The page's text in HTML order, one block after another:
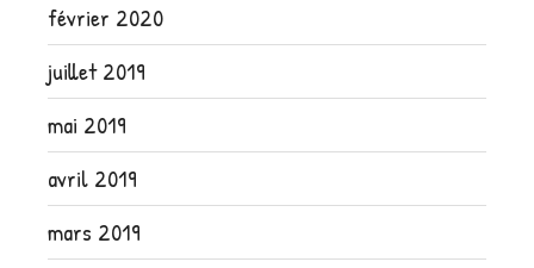
février 2020
juillet 2019
mai 2019
avril 2019
mars 2019